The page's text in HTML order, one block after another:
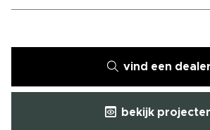
vind een dealer
bekijk